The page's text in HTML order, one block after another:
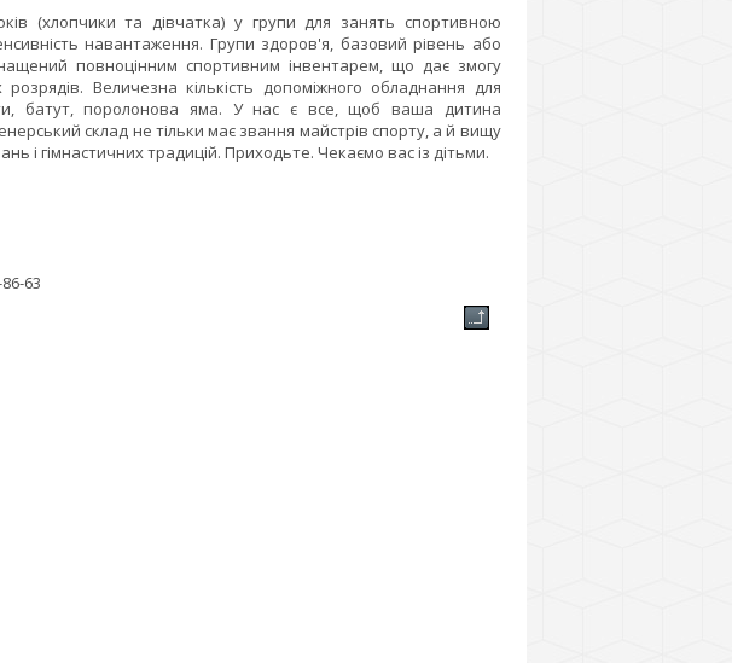
(хлопчики та дівчатка) у групи для занять спортивною
навантаження. Групи здоров'я, базовий рівень або
повноцінним спортивним інвентарем, що дає змогу
Величезна кількість допоміжного обладнання для
батут, поролонова яма. У нас є все, щоб ваша дитина
склад не тільки має звання майстрів спорту, а й вищу
і гімнастичних традицій. Приходьте. Чекаємо вас із дітьми.
63